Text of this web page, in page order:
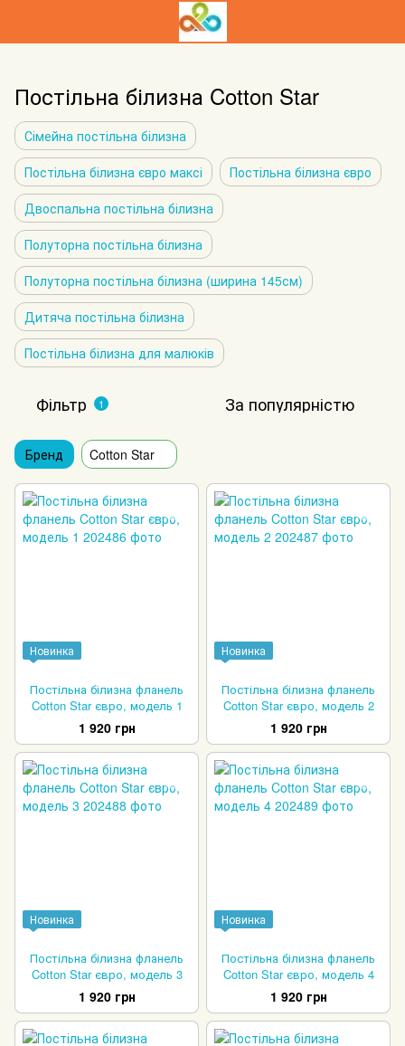
Постільна білизна Cotton Star
Сімейна постільна білизна
Постільна білизна євро максі
Постільна білизна євро
Двоспальна постільна білизна
Полуторна постільна білизна
Полуторна постільна білизна (ширина 145см)
Дитяча постільна білизна
Постільна білизна для малюків
Фільтр 1 За популярністю
Бренд Cotton Star
Новинка
Постільна білизна фланель
Cotton Star євро, модель 1
1 920 грн
Новинка
Постільна білизна фланель
Cotton Star євро, модель 2
1 920 грн
Новинка
Постільна білизна фланель
Cotton Star євро, модель 3
1 920 грн
Новинка
Постільна білизна фланель
Cotton Star євро, модель 4
1 920 грн